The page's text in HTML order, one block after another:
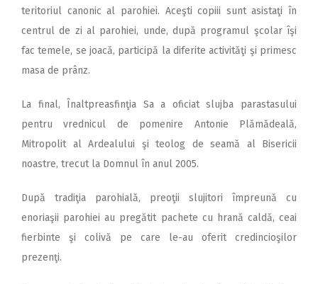
teritoriul canonic al parohiei. Aceşti copiii sunt asistaţi în
centrul de zi al parohiei, unde, după programul şcolar îşi
fac temele, se joacă, participă la diferite activităţi şi primesc
masa de prânz.
La final, Înaltpreasfinţia Sa a oficiat slujba parastasului
pentru vrednicul de pomenire Antonie Plămădeală,
Mitropolit al Ardealului şi teolog de seamă al Bisericii
noastre, trecut la Domnul în anul 2005.
După tradiţia parohială, preoţii slujitori împreună cu
enoriaşii parohiei au pregătit pachete cu hrană caldă, ceai
fierbinte şi colivă pe care le-au oferit credincioşilor
prezenţi.